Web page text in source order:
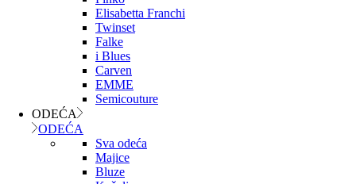
Elisabetta Franchi
Twinset
Falke
i Blues
Carven
EMME
Semicouture
ODEĆA
ODEĆA
Sva odeća
Majice
Bluze